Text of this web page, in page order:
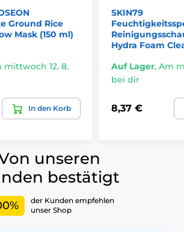
Ground Rice
Mask (150 ml)
mittwoch 12. 8.
In den Korb
SKIN79
Hydra Foam
Auf Lager, Am
bei dir
8,37 €
unseren
bestätigt
der Kunden empfehlen
unser Shop